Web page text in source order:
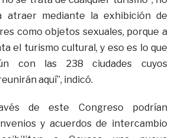
atraer mediante la exhibición de
como objetos sexuales, porque a
el turismo cultural, y eso es lo que
con las 238 ciudades cuyos
aquí”, indicó.
de este Congreso podrían
y acuerdos de intercambio